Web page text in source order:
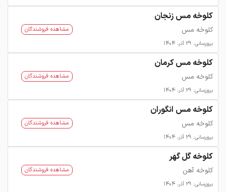
کلوخه مس زنجان
کلوخه مس
بروزرسانی: 29 آذر، 1404
مشاهده فروشندگان
کلوخه مس کرمان
کلوخه مس
بروزرسانی: 29 آذر، 1404
مشاهده فروشندگان
کلوخه مس انگوران
کلوخه مس
بروزرسانی: 29 آذر، 1404
مشاهده فروشندگان
کلوخه گل گهر
کلوخه آهن
بروزرسانی: 29 آذر، 1404
مشاهده فروشندگان